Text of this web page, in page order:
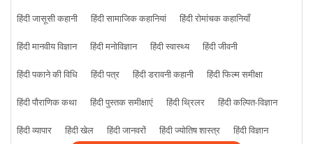
हिंदी जासूसी कहानी
हिंदी सामाजिक कहानियां
हिंदी रोमांचक कहानियाँ
हिंदी मानवीय विज्ञान
हिंदी मनोविज्ञान हिंदी स्वास्थ्य
हिंदी जीवनी
हिंदी पकाने की विधि
हिंदी पत्र हिंदी डरावनी कहानी
हिंदी फिल्म समीक्षा
हिंदी पौराणिक कथा
हिंदी पुस्तक समीक्षाएं हिंदी थ्रिलर
हिंदी कल्पित-विज्ञान
हिंदी व्यापार
हिंदी खेल हिंदी जानवरों हिंदी ज्योतिष शास्त्र हिंदी विज्ञान